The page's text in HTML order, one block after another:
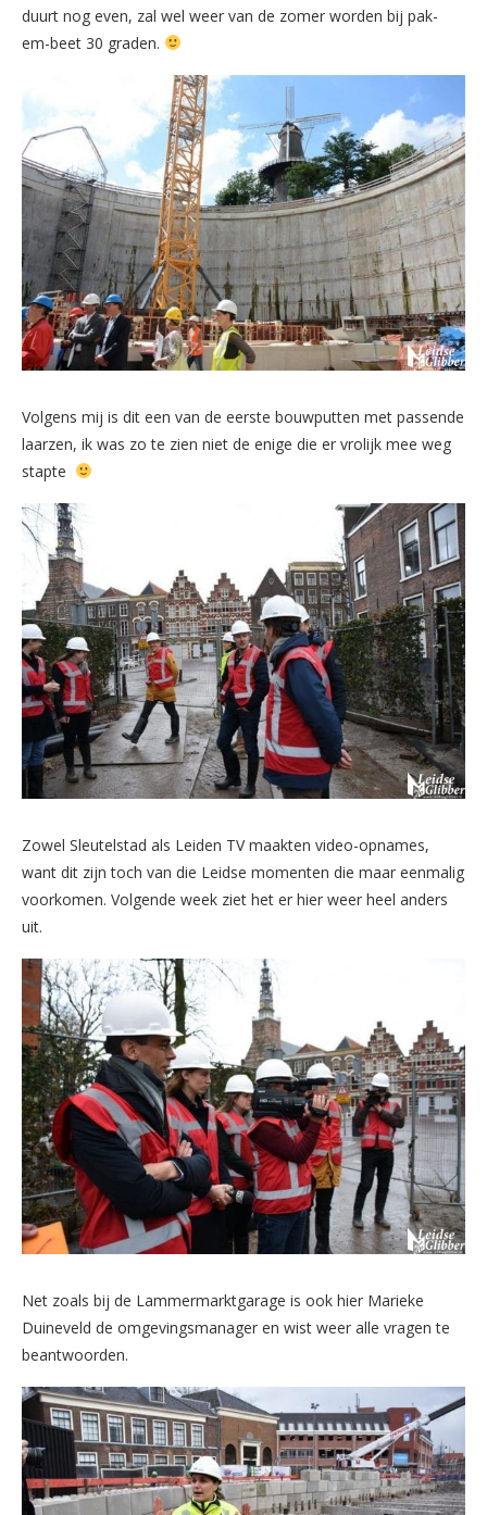
duurt nog even, zal wel weer van de zomer worden bij pak-
em-beet 30 graden.
Volgens mij is dit een van de eerste bouwputten met passende
laarzen, ik was zo te zien niet de enige die er vrolijk mee weg
stapte
Zowel Sleutelstad als Leiden TV maakten video-opnames,
want dit zijn toch van die Leidse momenten die maar eenmalig
voorkomen. Volgende week ziet het er hier weer heel anders
uit.
Net zoals bij de Lammermarktgarage is ook hier Marieke
Duineveld de omgevingsmanager en wist weer alle vragen te
beantwoorden.